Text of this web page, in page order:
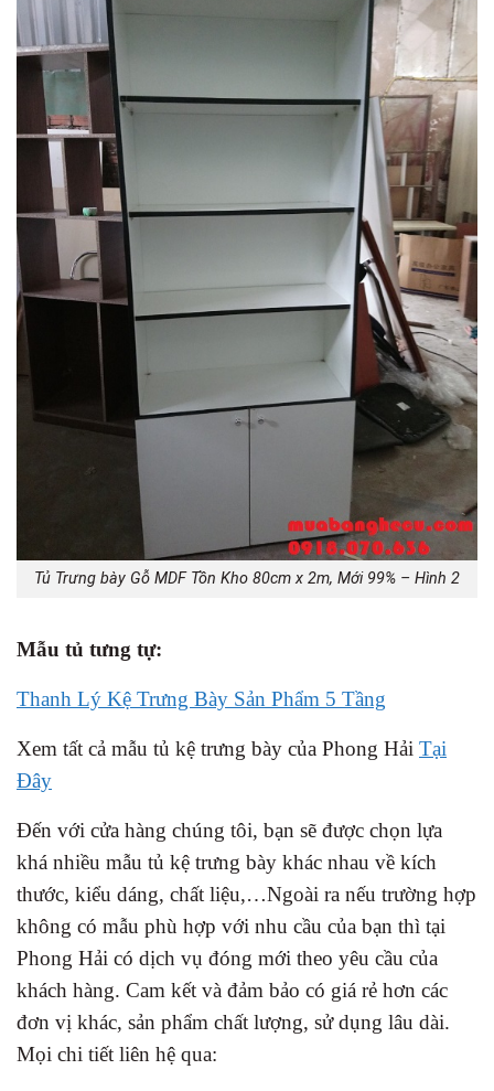
Tủ Trưng bày Gỗ MDF Tồn Kho 80cm x 2m, Mới 99% – Hình 2
Mẫu tủ tưng tự:
Thanh Lý Kệ Trưng Bày Sản Phẩm 5 Tầng
Xem tất cả mẫu tủ kệ trưng bày của Phong Hải Tại
Đây
Đến với cửa hàng chúng tôi, bạn sẽ được chọn lựa
khá nhiều mẫu tủ kệ trưng bày khác nhau về kích
thước, kiểu dáng, chất liệu,…Ngoài ra nếu trường hợp
không có mẫu phù hợp với nhu cầu của bạn thì tại
Phong Hải có dịch vụ đóng mới theo yêu cầu của
khách hàng. Cam kết và đảm bảo có giá rẻ hơn các
đơn vị khác, sản phẩm chất lượng, sử dụng lâu dài.
Mọi chi tiết liên hệ qua: